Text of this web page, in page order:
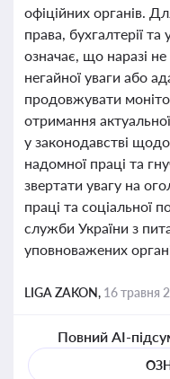
офіційних органів.
права, бухгалтерії
означає, що наразі
негайної уваги або
продовжувати
отримання
у законодавстві
надомної праці та
звертати увагу на
праці та соціальної
служби України з
уповноважених
LIGA ZAKON, 16 травня
Повний AI-